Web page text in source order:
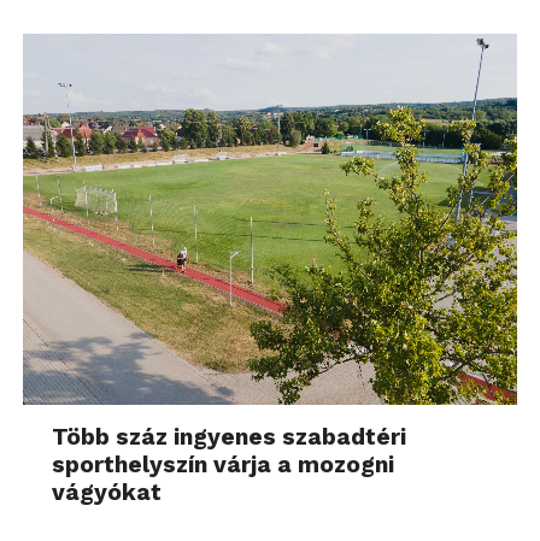
Több száz ingyenes szabadtéri
sporthelyszín várja a mozogni
vágyókat